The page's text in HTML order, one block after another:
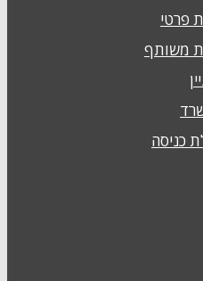
פרטי
משותף
כניסה